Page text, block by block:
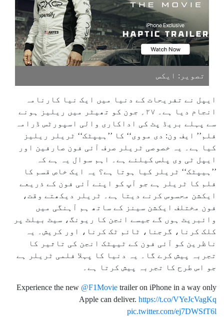
تصویر: ایکس
ایپل نے تفریحات کے دنیا میں ایک نیا کارنامہ
انجام دیا ہے۔ ۲۷؍ جون کو تھیٹر میں ریلیز ہونے
سے پہلے بریڈ پٹ کی اداکاری والی اسپورٹس ڈرامہ
فلم’’ ایف ون: دی مووی‘‘ کا ’’ہیپٹک‘‘ ٹریلر ریلیز
کیا ہے۔ یہ خصوصی ٹریلر صرف آئی فون صارفین اور
ایپل ٹی وی پلس کیلئے ہے۔ اہم سوال یہ ہے کہ
’’ہیپٹک‘‘ ٹریلر کیا ہوتا ہے؟ یہ ایک خاص قسم کا
فلم کا ٹریلر ہے جو آپ کو اپنے آئی فون کے ذریعے
ایکشن محسوس کرنے دیتا ہے۔ ٹریلر دیکھتے وقت،
فون مختلف ایکشن سینز کے ساتھ ہم آہنگی میں
وائبریٹ ہوں گے جیسے انجن کا ریونگ، سیٹ بیلٹ پر
کلک کرنا، گرجنا، ٹائم ٹک کرنا، اور کریش۔ یہ
ناظرین کو آئی فون کے ٹیپٹک انجن کی تاثیر کا
تجربہ پیش کرے گا۔ یہ دنیا کا پہلا فلمی ٹریلر ہے
جو اس طرح کا تجربہ پیش کرتا ہے۔
Experience the new @F1Movie trailer on iPhone in a way only
Apple can deliver. https://t.co/VYeJcVagKq
pic.twitter.com/ej7DWSfT6l